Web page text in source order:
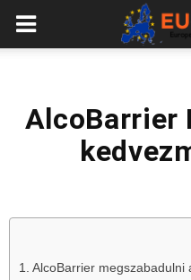
European
AlcoBarrier
AlcoBarrier megszabadulni